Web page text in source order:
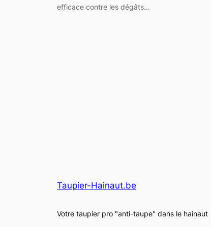
efficace contre les dégâts…
Taupier-Hainaut.be
Votre taupier pro "anti-taupe" dans le hainaut